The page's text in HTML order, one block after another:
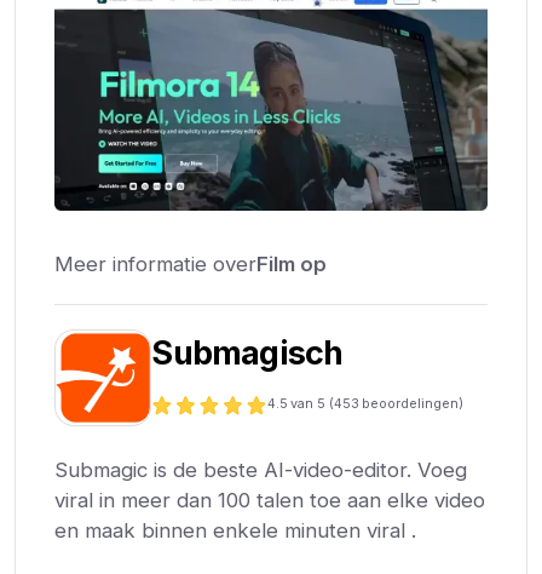
Meer informatie overFilm op
Submagisch
4.5 van 5 (453 beoordelingen)
Submagic is de beste AI-video-editor. Voeg
viral in meer dan 100 talen toe aan elke video
en maak binnen enkele minuten viral .